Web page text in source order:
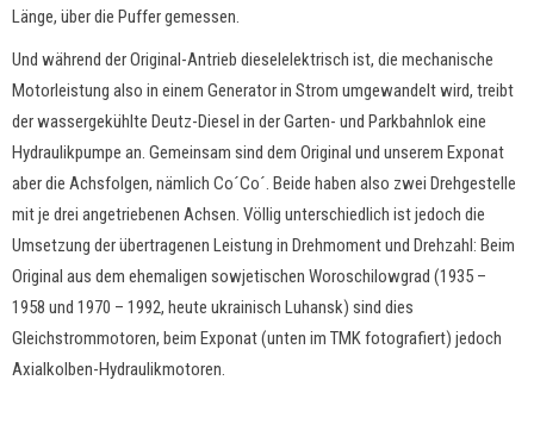
Länge, über die Puffer gemessen.
Und während der Original-Antrieb dieselelektrisch ist, die mechanische
Motorleistung also in einem Generator in Strom umgewandelt wird, treibt
der wassergekühlte Deutz-Diesel in der Garten- und Parkbahnlok eine
Hydraulikpumpe an. Gemeinsam sind dem Original und unserem Exponat
aber die Achsfolgen, nämlich Co´Co´. Beide haben also zwei Drehgestelle
mit je drei angetriebenen Achsen. Völlig unterschiedlich ist jedoch die
Umsetzung der übertragenen Leistung in Drehmoment und Drehzahl: Beim
Original aus dem ehemaligen sowjetischen Woroschilowgrad (1935 –
1958 und 1970 – 1992, heute ukrainisch Luhansk) sind dies
Gleichstrommotoren, beim Exponat (unten im TMK fotografiert) jedoch
Axialkolben-Hydraulikmotoren.